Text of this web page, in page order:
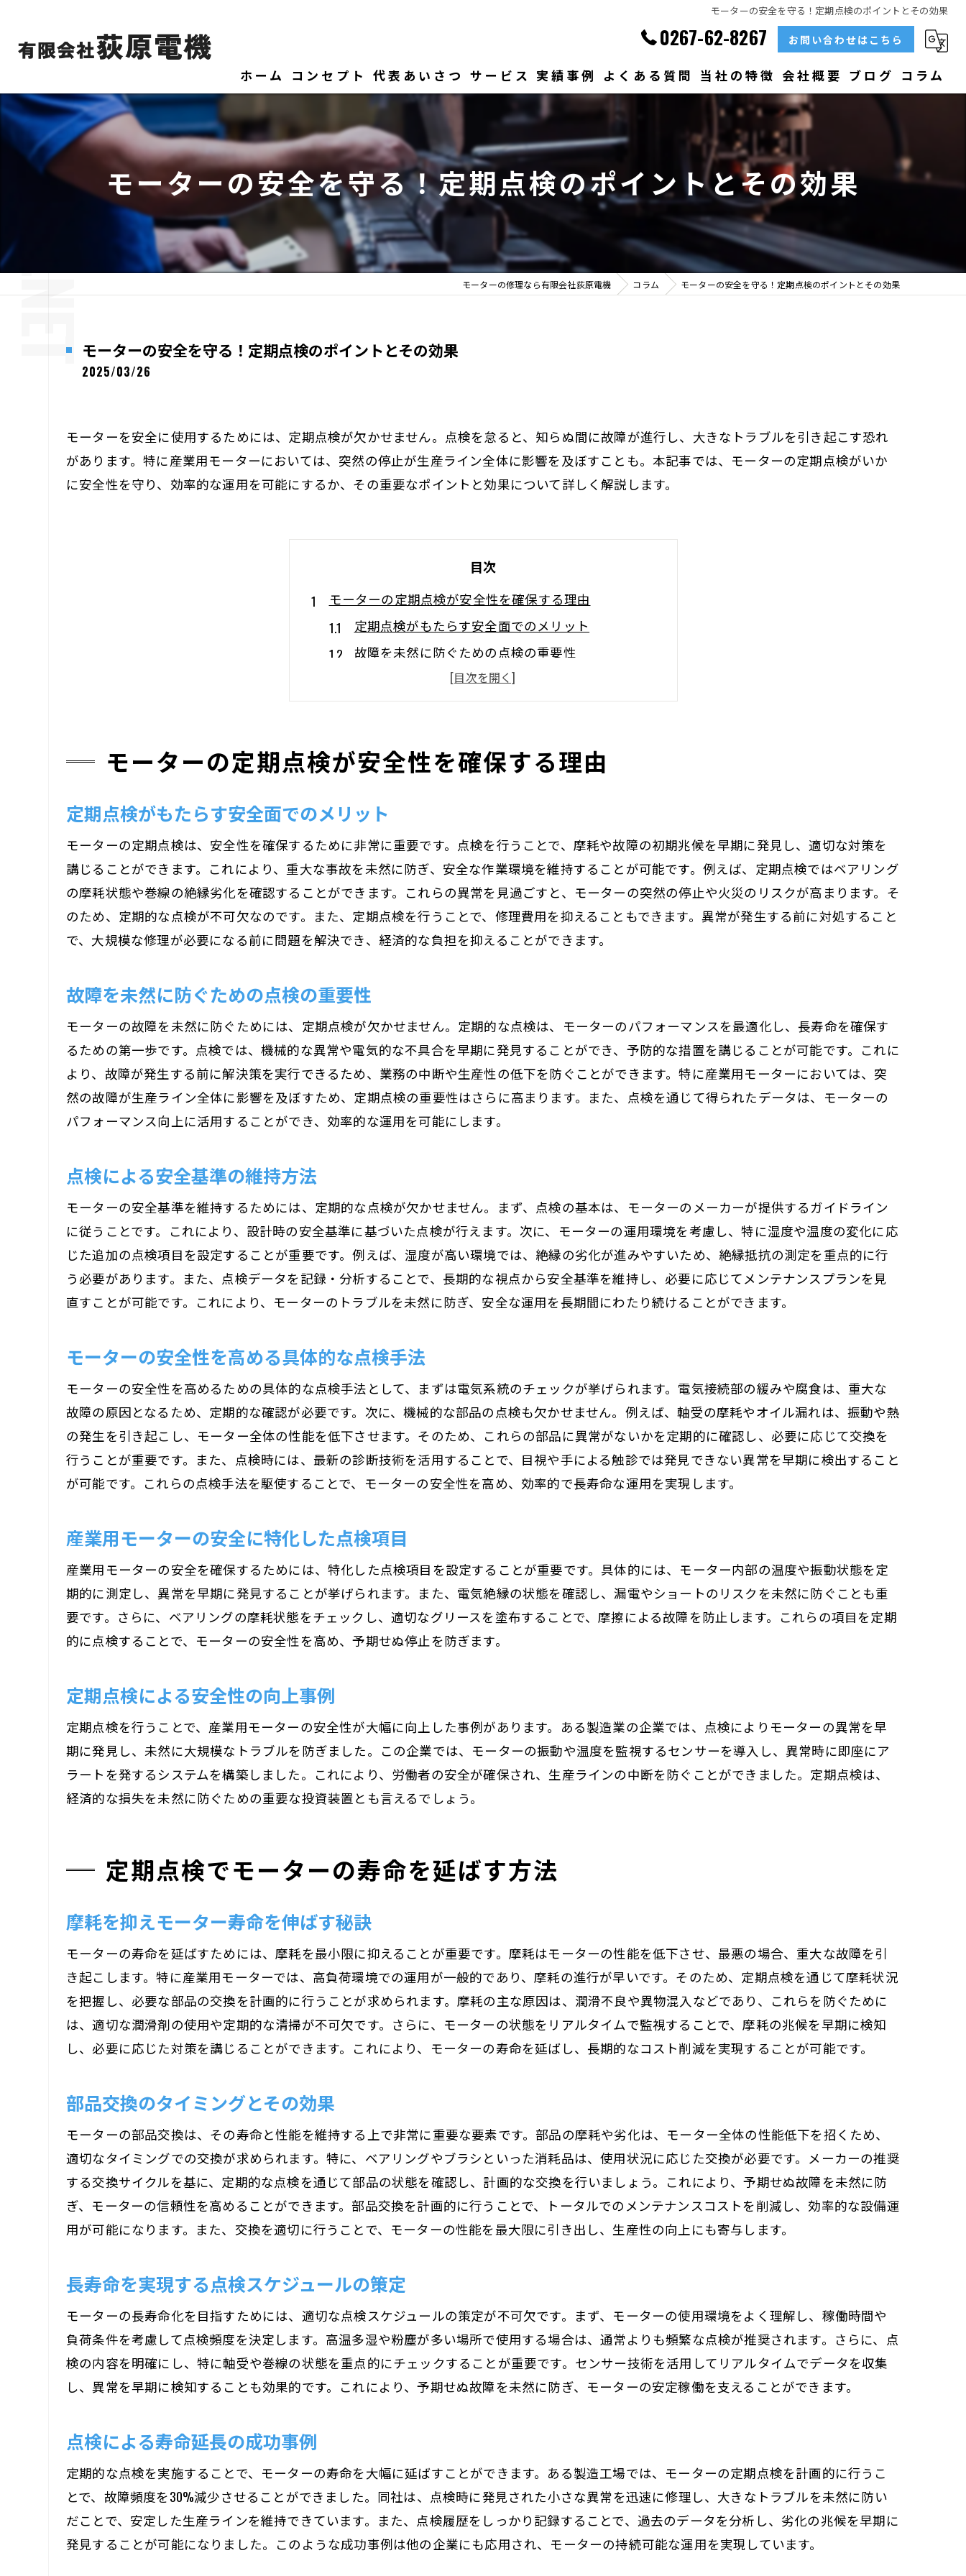
モーターの安全を守る！定期点検のポイントとその効果
0267-62-8267 お問い合わせはこちら
ホーム コンセプト 代表あいさつ サービス 実績事例 よくある質問 当社の特徴
ベアリング
大型
メンテナンス
販売
会社概要 ブログ コラム
モーターの安全を守る！定期点検のポイントとその効果
モーターの修理なら有限会社荻原電機 コラム モーターの安全を守る！定期点検のポイントとその効果
モーターの安全を守る！定期点検のポイントとその効果
2025/03/26
モーターを安全に使用するためには、定期点検が欠かせません。点検を怠ると、知らぬ間に故障が進行し、大きなトラブルを引き起こす恐れ
があります。特に産業用モーターにおいては、突然の停止が生産ライン全体に影響を及ぼすことも。本記事では、モーターの定期点検がいか
に安全性を守り、効率的な運用を可能にするか、その重要なポイントと効果について詳しく解説します。
目次
モーターの定期点検が安全性を確保する理由
定期点検がもたらす安全面でのメリット
故障を未然に防ぐための点検の重要性
点検による安全基準の維持方法
モーターの安全性を高める具体的な点検手法
定期点検による安全性の向上事例
摩耗を抑えモーター寿命を伸ばす秘訣
部品交換のタイミングとその効果
長寿命を実現する点検スケジュールの策定
点検による寿命延長の成功事例
モーター寿命に影響を与える要因と対策
定期点検がもたらす持続可能な運用
運用効率を高めるための点検の基本
効率的な運用に必要な点検項目
定期点検が運用効率に与える影響
モーター運用の最適化を目指した点検手法
点検で得られるデータの活用方法
効率的な運用のための点検頻度の設定
兆候を見逃さないためのチェックポイント
異常検知のための最新技術の活用
点検によるトラブル防止の成功事例
産業用モーターの特有のトラブル事例と対策
生産ライン停止を回避する点検の役割
運転中のモーター停止を防ぐチェック項目
停止リスクを軽減するための点検手法
産業用モーターの運用安定化事例
緊急対応を避けるための計画的点検
モーター点検がもたらすコスト削減効果とは
修理費を抑えるための点検の効果
コスト削減につながる点検スケジュールの重要性
点検データの分析によるコスト削減施策
点検による安心感の心理的効果
安心感を高めるための点検プロセスの透明性
ユーザー満足度向上に寄与する定期点検
定期点検がもたらす企業の信用向上
データ駆動型の運用最適化戦略
点検データ分析による運用効率の向上
予測保全を可能にするデータ活用
データを活用した点検サイクルの最適化
運用最適化を促進するデータ分析ツールの紹介
データによる運用改善事例
モーターの定期点検が安全性を確保する理由
定期点検がもたらす安全面でのメリット
モーターの定期点検は、安全性を確保するために非常に重要です。点検を行うことで、摩耗や故障の初期兆候を早期に発見し、適切な対策を
講じることができます。これにより、重大な事故を未然に防ぎ、安全な作業環境を維持することが可能です。例えば、定期点検ではベアリング
の摩耗状態や巻線の絶縁劣化を確認することができます。これらの異常を見過ごすと、モーターの突然の停止や火災のリスクが高まります。そ
のため、定期的な点検が不可欠なのです。また、定期点検を行うことで、修理費用を抑えることもできます。異常が発生する前に対処すること
で、大規模な修理が必要になる前に問題を解決でき、経済的な負担を抑えることができます。
故障を未然に防ぐための点検の重要性
モーターの故障を未然に防ぐためには、定期点検が欠かせません。定期的な点検は、モーターのパフォーマンスを最適化し、長寿命を確保す
るための第一歩です。点検では、機械的な異常や電気的な不具合を早期に発見することができ、予防的な措置を講じることが可能です。これに
より、故障が発生する前に解決策を実行できるため、業務の中断や生産性の低下を防ぐことができます。特に産業用モーターにおいては、突
然の故障が生産ライン全体に影響を及ぼすため、定期点検の重要性はさらに高まります。また、点検を通じて得られたデータは、モーターの
パフォーマンス向上に活用することができ、効率的な運用を可能にします。
点検による安全基準の維持方法
モーターの安全基準を維持するためには、定期的な点検が欠かせません。まず、点検の基本は、モーターのメーカーが提供するガイドライン
に従うことです。これにより、設計時の安全基準に基づいた点検が行えます。次に、モーターの運用環境を考慮し、特に湿度や温度の変化に応
じた追加の点検項目を設定することが重要です。例えば、湿度が高い環境では、絶縁の劣化が進みやすいため、絶縁抵抗の測定を重点的に行
う必要があります。また、点検データを記録・分析することで、長期的な視点から安全基準を維持し、必要に応じてメンテナンスプランを見
直すことが可能です。これにより、モーターのトラブルを未然に防ぎ、安全な運用を長期間にわたり続けることができます。
モーターの安全性を高める具体的な点検手法
モーターの安全性を高めるための具体的な点検手法として、まずは電気系統のチェックが挙げられます。電気接続部の緩みや腐食は、重大な
故障の原因となるため、定期的な確認が必要です。次に、機械的な部品の点検も欠かせません。例えば、軸受の摩耗やオイル漏れは、振動や熱
の発生を引き起こし、モーター全体の性能を低下させます。そのため、これらの部品に異常がないかを定期的に確認し、必要に応じて交換を
行うことが重要です。また、点検時には、最新の診断技術を活用することで、目視や手による触診では発見できない異常を早期に検出すること
が可能です。これらの点検手法を駆使することで、モーターの安全性を高め、効率的で長寿命な運用を実現します。
産業用モーターの安全に特化した点検項目
産業用モーターの安全を確保するためには、特化した点検項目を設定することが重要です。具体的には、モーター内部の温度や振動状態を定
期的に測定し、異常を早期に発見することが挙げられます。また、電気絶縁の状態を確認し、漏電やショートのリスクを未然に防ぐことも重
要です。さらに、ベアリングの摩耗状態をチェックし、適切なグリースを塗布することで、摩擦による故障を防止します。これらの項目を定期
的に点検することで、モーターの安全性を高め、予期せぬ停止を防ぎます。
定期点検による安全性の向上事例
定期点検を行うことで、産業用モーターの安全性が大幅に向上した事例があります。ある製造業の企業では、点検によりモーターの異常を早
期に発見し、未然に大規模なトラブルを防ぎました。この企業では、モーターの振動や温度を監視するセンサーを導入し、異常時に即座にア
ラートを発するシステムを構築しました。これにより、労働者の安全が確保され、生産ラインの中断を防ぐことができました。定期点検は、
経済的な損失を未然に防ぐための重要な投資装置とも言えるでしょう。
定期点検でモーターの寿命を延ばす方法
摩耗を抑えモーター寿命を伸ばす秘訣
モーターの寿命を延ばすためには、摩耗を最小限に抑えることが重要です。摩耗はモーターの性能を低下させ、最悪の場合、重大な故障を引
き起こします。特に産業用モーターでは、高負荷環境での運用が一般的であり、摩耗の進行が早いです。そのため、定期点検を通じて摩耗状況
を把握し、必要な部品の交換を計画的に行うことが求められます。摩耗の主な原因は、潤滑不良や異物混入などであり、これらを防ぐために
は、適切な潤滑剤の使用や定期的な清掃が不可欠です。さらに、モーターの状態をリアルタイムで監視することで、摩耗の兆候を早期に検知
し、必要に応じた対策を講じることができます。これにより、モーターの寿命を延ばし、長期的なコスト削減を実現することが可能です。
部品交換のタイミングとその効果
モーターの部品交換は、その寿命と性能を維持する上で非常に重要な要素です。部品の摩耗や劣化は、モーター全体の性能低下を招くため、
適切なタイミングでの交換が求められます。特に、ベアリングやブラシといった消耗品は、使用状況に応じた交換が必要です。メーカーの推奨
する交換サイクルを基に、定期的な点検を通じて部品の状態を確認し、計画的な交換を行いましょう。これにより、予期せぬ故障を未然に防
ぎ、モーターの信頼性を高めることができます。部品交換を計画的に行うことで、トータルでのメンテナンスコストを削減し、効率的な設備運
用が可能になります。また、交換を適切に行うことで、モーターの性能を最大限に引き出し、生産性の向上にも寄与します。
長寿命を実現する点検スケジュールの策定
モーターの長寿命化を目指すためには、適切な点検スケジュールの策定が不可欠です。まず、モーターの使用環境をよく理解し、稼働時間や
負荷条件を考慮して点検頻度を決定します。高温多湿や粉塵が多い場所で使用する場合は、通常よりも頻繁な点検が推奨されます。さらに、点
検の内容を明確にし、特に軸受や巻線の状態を重点的にチェックすることが重要です。センサー技術を活用してリアルタイムでデータを収集
し、異常を早期に検知することも効果的です。これにより、予期せぬ故障を未然に防ぎ、モーターの安定稼働を支えることができます。
点検による寿命延長の成功事例
定期的な点検を実施することで、モーターの寿命を大幅に延ばすことができます。ある製造工場では、モーターの定期点検を計画的に行うこ
とで、故障頻度を30%減少させることができました。同社は、点検時に発見された小さな異常を迅速に修理し、大きなトラブルを未然に防い
だことで、安定した生産ラインを維持できています。また、点検履歴をしっかり記録することで、過去のデータを分析し、劣化の兆候を早期に
発見することが可能になりました。このような成功事例は他の企業にも応用され、モーターの持続可能な運用を実現しています。